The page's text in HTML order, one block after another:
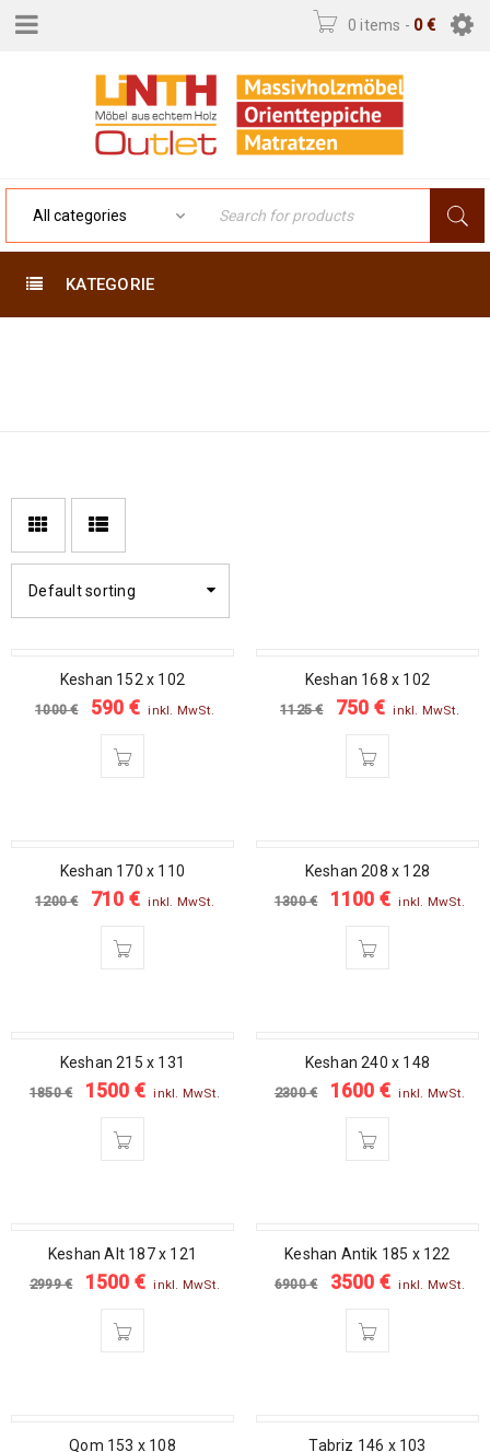
0 items - 0€
KATEGORIE
Default sorting
Keshan 152 x 102
1000€ 590 € inkl. MwSt.
Keshan 168 x 102
1125€ 750 € inkl. MwSt.
Keshan 170 x 110
1200€ 710 € inkl. MwSt.
Keshan 208 x 128
1300€ 1100 € inkl. MwSt.
Keshan 215 x 131
1850€ 1500 € inkl. MwSt.
Keshan 240 x 148
2300€ 1600 € inkl. MwSt.
SALEKeshan Alt 187 x 121
2999€ 1500 € inkl. MwSt.
SALEKeshan Antik 185 x 122
6900€ 3500 € inkl. MwSt.
Qom 153 x 108 Tabriz 146 x 103